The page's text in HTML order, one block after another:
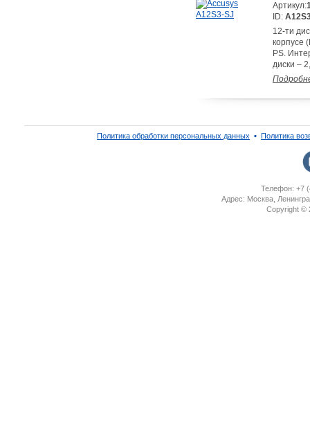
Артикул:
ID:
12-ти
корпусе
PS.
диски –
Политика обработки персональных данных ▪ Политика
Телефон: +7
Адрес: Москва,
Copyright ©